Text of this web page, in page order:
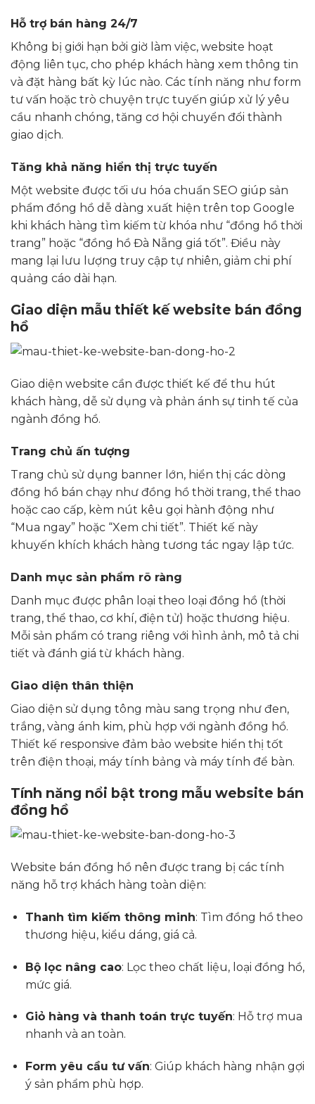
Hỗ trợ bán hàng 24/7
Không bị giới hạn bởi giờ làm việc, website hoạt
động liên tục, cho phép khách hàng xem thông tin
và đặt hàng bất kỳ lúc nào. Các tính năng như form
tư vấn hoặc trò chuyện trực tuyến giúp xử lý yêu
cầu nhanh chóng, tăng cơ hội chuyển đổi thành
giao dịch.
Tăng khả năng hiển thị trực tuyến
Một website được tối ưu hóa chuẩn SEO giúp sản
phẩm đồng hồ dễ dàng xuất hiện trên top Google
khi khách hàng tìm kiếm từ khóa như “đồng hồ thời
trang” hoặc “đồng hồ Đà Nẵng giá tốt”. Điều này
mang lại lưu lượng truy cập tự nhiên, giảm chi phí
quảng cáo dài hạn.
Giao diện mẫu thiết kế website bán đồng
hồ
Giao diện website cần được thiết kế để thu hút
khách hàng, dễ sử dụng và phản ánh sự tinh tế của
ngành đồng hồ.
Trang chủ ấn tượng
Trang chủ sử dụng banner lớn, hiển thị các dòng
đồng hồ bán chạy như đồng hồ thời trang, thể thao
hoặc cao cấp, kèm nút kêu gọi hành động như
“Mua ngay” hoặc “Xem chi tiết”. Thiết kế này
khuyến khích khách hàng tương tác ngay lập tức.
Danh mục sản phẩm rõ ràng
Danh mục được phân loại theo loại đồng hồ (thời
trang, thể thao, cơ khí, điện tử) hoặc thương hiệu.
Mỗi sản phẩm có trang riêng với hình ảnh, mô tả chi
tiết và đánh giá từ khách hàng.
Giao diện thân thiện
Giao diện sử dụng tông màu sang trọng như đen,
trắng, vàng ánh kim, phù hợp với ngành đồng hồ.
Thiết kế responsive đảm bảo website hiển thị tốt
trên điện thoại, máy tính bảng và máy tính để bàn.
Tính năng nổi bật trong mẫu website bán
đồng hồ
Website bán đồng hồ nên được trang bị các tính
năng hỗ trợ khách hàng toàn diện:
Thanh tìm kiếm thông minh: Tìm đồng hồ theo
thương hiệu, kiểu dáng, giá cả.
Bộ lọc nâng cao: Lọc theo chất liệu, loại đồng hồ,
mức giá.
Giỏ hàng và thanh toán trực tuyến: Hỗ trợ mua
nhanh và an toàn.
Form yêu cầu tư vấn: Giúp khách hàng nhận gợi
ý sản phẩm phù hợp.